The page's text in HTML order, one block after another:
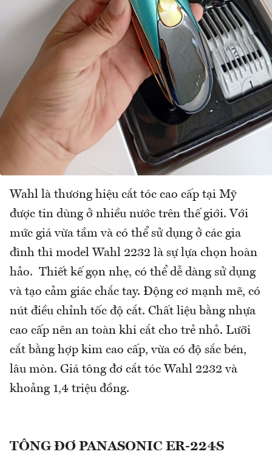
Wahl là thương hiệu cắt tóc cao cấp tại Mỹ
được tin dùng ở nhiều nước trên thế giới. Với
mức giá vừa tầm và có thể sử dụng ở các gia
đình thì model Wahl 2232 là sự lựa chọn hoàn
hảo. Thiết kế gọn nhẹ, có thể dễ dàng sử dụng
và tạo cảm giác chắc tay. Động cơ mạnh mẽ, có
nút điều chỉnh tốc độ cắt. Chất liệu bằng nhựa
cao cấp nên an toàn khi cắt cho trẻ nhỏ. Lưỡi
cắt bằng hợp kim cao cấp, vừa có độ sắc bén,
lâu mòn. Giá tông đơ cắt tóc Wahl 2232 và
khoảng 1,4 triệu đồng.
TÔNG ĐƠ PANASONIC ER-224S